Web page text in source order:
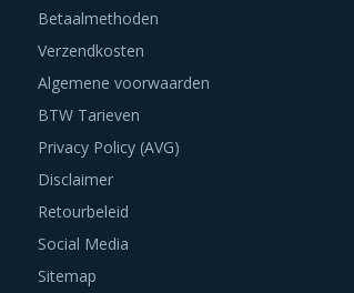
Betaalmethoden
Verzendkosten
Algemene voorwaarden
BTW Tarieven
Privacy Policy (AVG)
Disclaimer
Retourbeleid
Social Media
Sitemap